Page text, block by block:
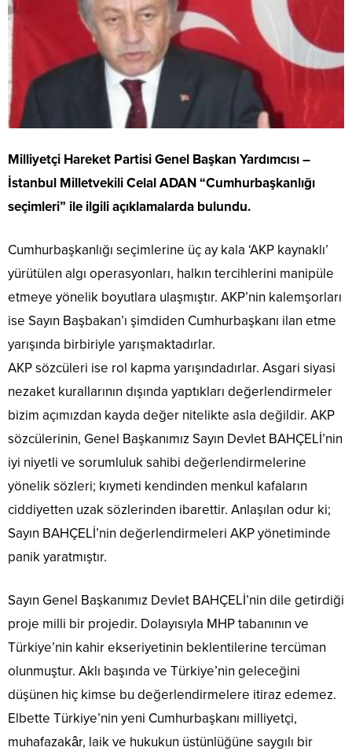
Milliyetçi Hareket Partisi Genel Başkan Yardımcısı –
İstanbul Milletvekili Celal ADAN “Cumhurbaşkanlığı
seçimleri” ile ilgili açıklamalarda bulundu.
Cumhurbaşkanlığı seçimlerine üç ay kala ‘AKP kaynaklı’
yürütülen algı operasyonları, halkın tercihlerini manipüle
etmeye yönelik boyutlara ulaşmıştır. AKP’nin kalemşorları
ise Sayın Başbakan’ı şimdiden Cumhurbaşkanı ilan etme
yarışında birbiriyle yarışmaktadırlar.
AKP sözcüleri ise rol kapma yarışındadırlar. Asgari siyasi
nezaket kurallarının dışında yaptıkları değerlendirmeler
bizim açımızdan kayda değer nitelikte asla değildir. AKP
sözcülerinin, Genel Başkanımız Sayın Devlet BAHÇELİ’nin
iyi niyetli ve sorumluluk sahibi değerlendirmelerine
yönelik sözleri; kıymeti kendinden menkul kafaların
ciddiyetten uzak sözlerinden ibarettir. Anlaşılan odur ki;
Sayın BAHÇELİ’nin değerlendirmeleri AKP yönetiminde
panik yaratmıştır.
Sayın Genel Başkanımız Devlet BAHÇELİ’nin dile getirdiği
proje milli bir projedir. Dolayısıyla MHP tabanının ve
Türkiye’nin kahir ekseriyetinin beklentilerine tercüman
olunmuştur. Aklı başında ve Türkiye’nin geleceğini
düşünen hiç kimse bu değerlendirmelere itiraz edemez.
Elbette Türkiye’nin yeni Cumhurbaşkanı milliyetçi,
muhafazakâr, laik ve hukukun üstünlüğüne saygılı bir